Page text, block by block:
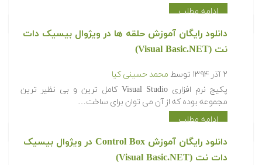
ادامه مطلب
دانلود رایگان آموزش حلقه ها در ویژوال بیسیک دات
نت (Visual Basic.NET)
۲ آذر ۱۳۹۴ توسط محمد حسینی کیا
پکیج نرم افزاری Visual Studio کامل ترین و بی نظیر ترین
مجموعه بوده که از آن می توان برای ساخت…
ادامه مطلب
دانلود رایگان آموزش Control Box در ویژوال بیسیک
دات نت (Visual Basic.NET)